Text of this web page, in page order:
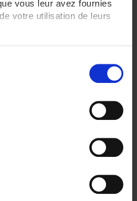
vous leur avez fournies
votre utilisation de leurs
channels - 4.3" TFT screen